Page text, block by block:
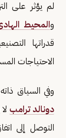
لم يؤثر على
والمحيط
قدراتها
الاحتياجات
وفي السياق
دونالد ترامب
التوصل إلى